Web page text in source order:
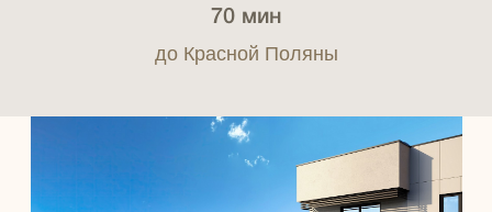
70 мин
до Красной Поляны